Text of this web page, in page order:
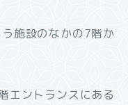
施設のなかの7階か
エントランスにある